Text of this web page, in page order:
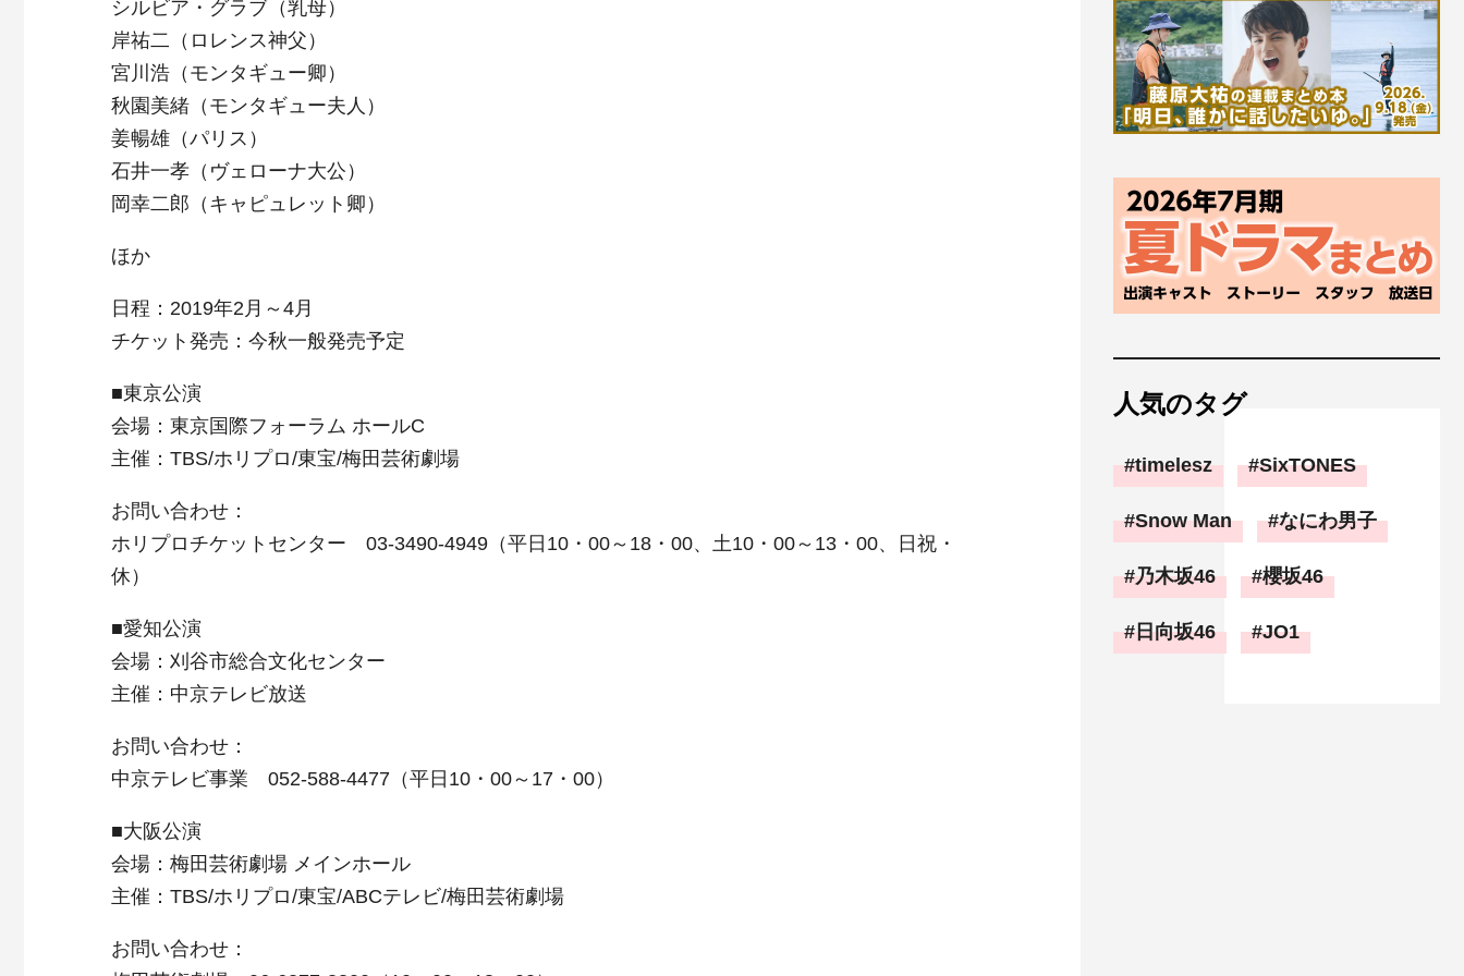
シルビア・グラブ（乳母）
岸祐二（ロレンス神父）
宮川浩（モンタギュー卿）
秋園美緒（モンタギュー夫人）
姜暢雄（パリス）
石井一孝（ヴェローナ大公）
岡幸二郎（キャピュレット卿）
ほか
日程：2019年2月～4月
チケット発売：今秋一般発売予定
■東京公演
会場：東京国際フォーラム ホールC
主催：TBS/ホリプロ/東宝/梅田芸術劇場
お問い合わせ：
ホリプロチケットセンター 03-3490-4949（平日10・00～18・00、土10・00～13・00、日祝・
休）
■愛知公演
会場：刈谷市総合文化センター
主催：中京テレビ放送
お問い合わせ：
中京テレビ事業 052-588-4477（平日10・00～17・00）
■大阪公演
会場：梅田芸術劇場 メインホール
主催：TBS/ホリプロ/東宝/ABCテレビ/梅田芸術劇場
お問い合わせ：
人気のタグ
timelesz SixTONES
Snow Man なにわ男子
乃木坂46 櫻坂46
日向坂46 JO1